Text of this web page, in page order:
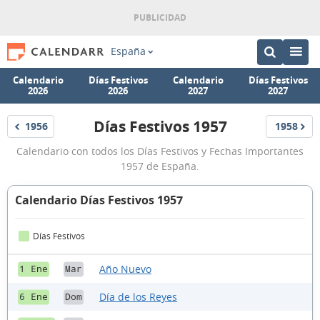
España
Calendario
2026
Días Festivos
2026
Calendario
2027
Días Festivos
2027
Festivos
1956
Días
Festivos
1957
Días Festivos 1957 Festivos
1958
Calendario con todos los Días Festivos y Fechas Importantes
1957 de España.
Calendario Días Festivos 1957
Días Festivos
1 Ene Mar Año Nuevo
6 Ene Dom Día de los Reyes